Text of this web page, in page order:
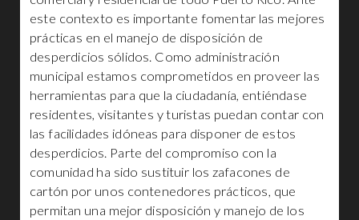
este contexto es importante fomentar las mejores
prácticas en el manejo de disposición de
desperdicios sólidos. Como administración
municipal estamos comprometidos en proveer las
herramientas para que la ciudadanía, entiéndase
residentes, visitantes y turistas puedan contar con
las facilidades idóneas para disponer de estos
desperdicios. Parte del compromiso con la
comunidad ha sido sustituir los zafacones de
cartón por unos contenedores prácticos, que
permitan una mejor disposición y manejo de los